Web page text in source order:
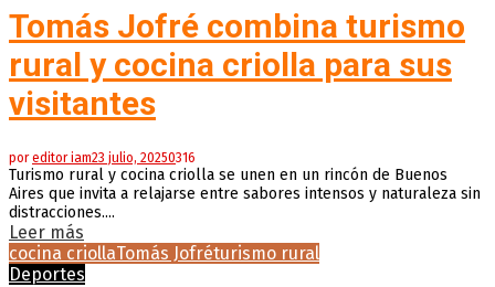
Tomás Jofré combina turismo
rural y cocina criolla para sus
visitantes
poreditor iam23 julio, 20250316
Turismo rural y cocina criolla se unen en un rincón de Buenos
Aires que invita a relajarse entre sabores intensos y naturaleza sin
distracciones....
Leer más
cocina criollaTomás Jofréturismo rural
Deportes